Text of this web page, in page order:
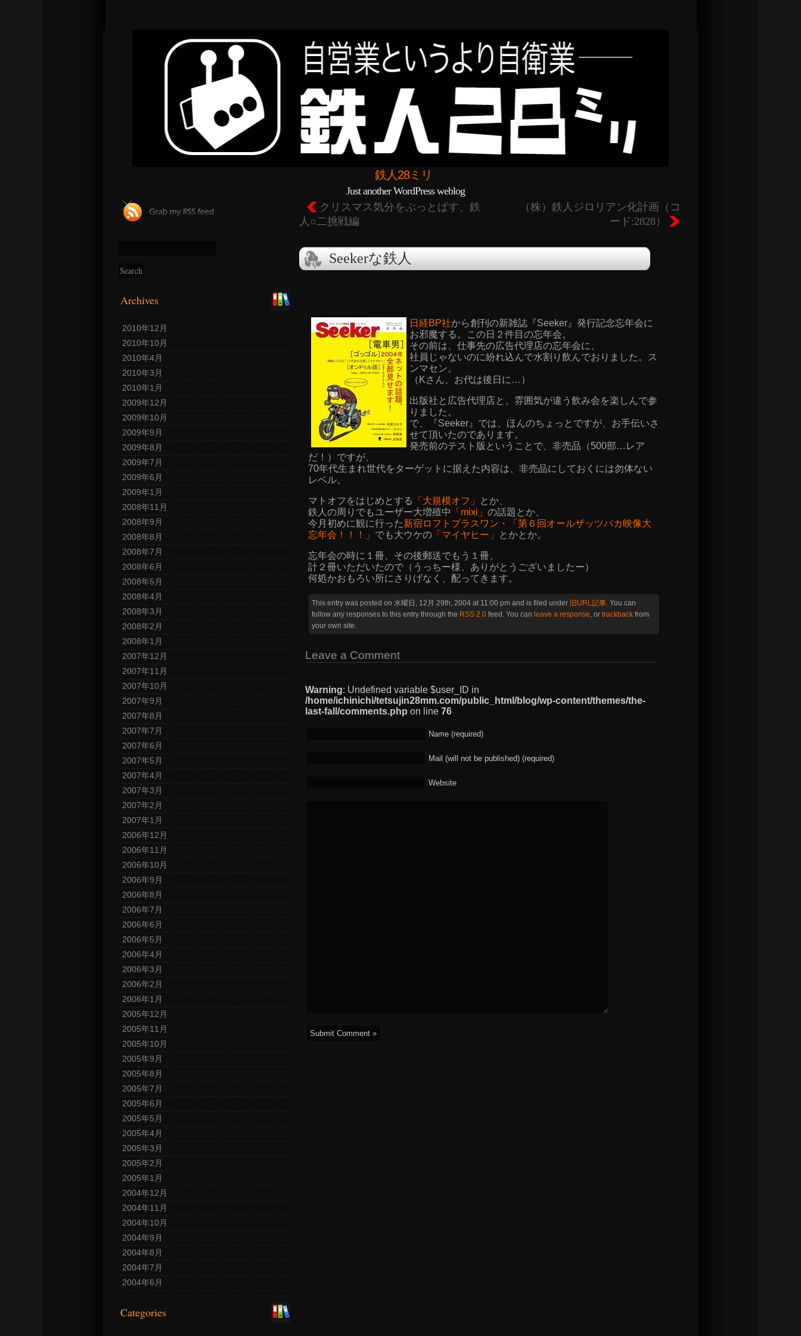
鉄人28ミリ
Just another WordPress weblog
Archives
2010年12月
2010年10月
2010年4月
2010年3月
2010年1月
2009年12月
2009年10月
2009年9月
2009年8月
2009年7月
2009年6月
2009年1月
2008年11月
2008年9月
2008年8月
2008年7月
2008年6月
2008年5月
2008年4月
2008年3月
2008年2月
2008年1月
2007年12月
2007年11月
2007年10月
2007年9月
2007年8月
2007年7月
2007年6月
2007年5月
2007年4月
2007年3月
2007年2月
2007年1月
2006年12月
2006年11月
2006年10月
2006年9月
2006年8月
2006年7月
2006年6月
2006年5月
2006年4月
2006年3月
2006年2月
2006年1月
2005年12月
2005年11月
2005年10月
2005年9月
2005年8月
2005年7月
2005年6月
2005年5月
2005年4月
2005年3月
2005年2月
2005年1月
2004年12月
2004年11月
2004年10月
2004年9月
2004年8月
2004年7月
2004年6月
Categories
クリスマス気分をぶっとばす、鉄
人○二挑戦編
（株）鉄人ジロリアン化計画（コ
ード:2828）
Seekerな鉄人
日経BP社から創刊の新雑誌『Seeker』発行記念忘年会に
お邪魔する。この日２件目の忘年会。
その前は、仕事先の広告代理店の忘年会に、
社員じゃないのに紛れ込んで水割り飲んでおりました。ス
ンマセン。
（Kさん、お代は後日に…）
出版社と広告代理店と、雰囲気が違う飲み会を楽しんで参
りました。
で、『Seeker』では、ほんのちょっとですが、お手伝いさ
せて頂いたのであります。
発売前のテスト版ということで、非売品（500部…レア
だ！）ですが、
70年代生まれ世代をターゲットに据えた内容は、非売品にしておくには勿体ない
レベル。
マトオフをはじめとする 「大規模オフ」
とか、
鉄人の周りでもユーザー大増殖中
「mixi」 の話題とか、
今月初めに観に行った新宿ロフトプラスワン・「第６回オールザッツバカ映像大
忘年会！！！」 でも大ウケの 「マイヤヒー」 とかとか。
忘年会の時に１冊、その後郵送でもう１冊、
計２冊いただいたので（うっちー様、ありがとうございましたー）
何処かおもろい所にさりげなく、配ってきます。
This entry was posted on 水曜日, 12月 29th, 2004 at 11:00 pm and is filed under 旧URL記事 . You can
follow any responses to this entry through the RSS 2.0 feed. You can leave a response , or trackback from
your own site.
Leave a Comment
Warning: Undefined variable $user_ID in
/home/ichinichi/tetsujin28mm.com/public_html/blog/wp-content/themes/the-
last-fall/comments.php on line 76
Name (required)
Mail (will not be published) (required)
Website